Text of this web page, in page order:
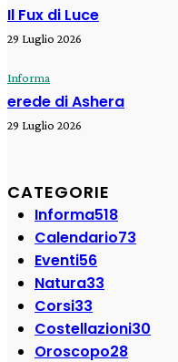
Il Fux di Luce
29 Luglio 2026
Informa
erede di Ashera
29 Luglio 2026
CATEGORIE
Informa518
Calendario73
Eventi56
Natura33
Corsi33
Costellazioni30
Oroscopo28